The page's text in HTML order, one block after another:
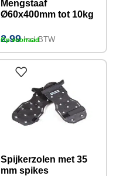
Mengstaaf
Ø60x400mm tot 10kg
2.99 Incl BTW
Op voorraad
Spijkerzolen met 35
mm spikes